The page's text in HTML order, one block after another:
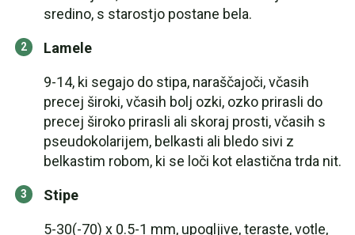
sredino, s starostjo postane bela.
Lamele
9-14, ki segajo do stipa, naraščajoči, včasih
precej široki, včasih bolj ozki, ozko prirasli do
precej široko prirasli ali skoraj prosti, včasih s
pseudokolarijem, belkasti ali bledo sivi z
belkastim robom, ki se loči kot elastična trda nit.
Stipe
5-30(-70) x 0.5-1 mm, upogljive, teraste, votle,